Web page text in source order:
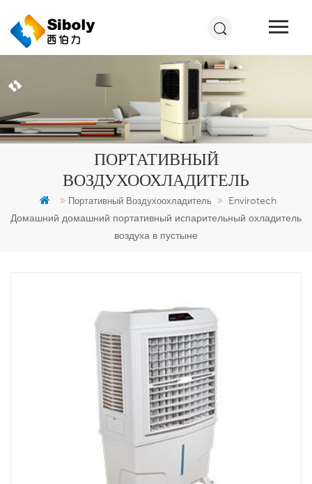
ПОРТАТИВНЫЙ
ВОЗДУХООХЛАДИТЕЛЬ
Портативный Воздухоохладитель
Envirotech
Домашний домашний портативный испарительный охладитель
воздуха в пустыне